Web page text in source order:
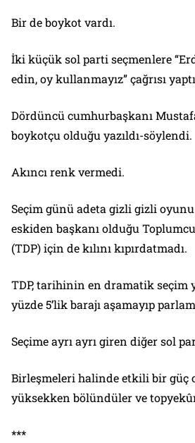
Bir de boykot vardı.
İki küçük sol parti seçmenlere
edin, oy kullanmayız” çağrısı
Dördüncü cumhurbaşkanı
boykotçu olduğu yazıldı-söylendi.
Akıncı renk vermedi.
Seçim günü adeta gizli gizli
eskiden başkanı olduğu
(TDP) için de kılını kıpırdatmadı.
TDP, tarihinin en dramatik seçim
yüzde 5’lik barajı aşamayıp
Seçime ayrı ayrı giren diğer sol
Birleşmeleri halinde etkili bir güç
yüksekken bölündüler ve
***